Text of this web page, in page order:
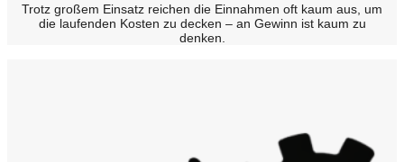
Trotz großem Einsatz reichen die Einnahmen oft kaum aus, um
die laufenden Kosten zu decken – an Gewinn ist kaum zu
denken.